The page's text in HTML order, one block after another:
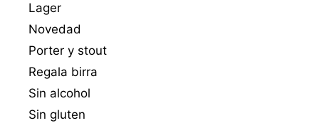
Lager
Novedad
Porter y stout
Regala birra
Sin alcohol
Sin gluten